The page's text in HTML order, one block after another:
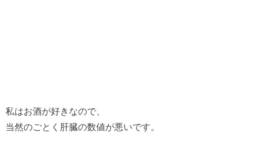
私はお酒が好きなので、
当然のごとく肝臓の数値が悪いです。